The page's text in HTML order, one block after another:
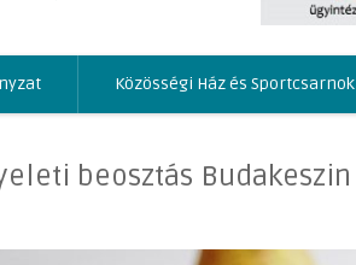
Közösségi Ház és Sportcsarnok
beosztás Budakeszin